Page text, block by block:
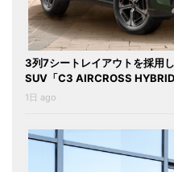
3列7シートレイアウトを採用
SUV「C3 AIRCROSS
1日 ago